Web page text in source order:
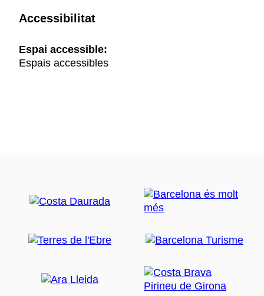
Accessibilitat
Espai accessible:
Espais accessibles